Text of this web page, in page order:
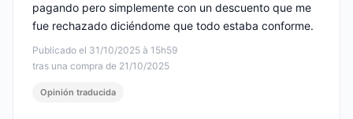
Publicado el 31/10/2025 à 15h59
tras una compra de 21/10/2025
pagando pero simplemente con un descuento que me
fue rechazado diciéndome que todo estaba conforme.
Opinión traducida